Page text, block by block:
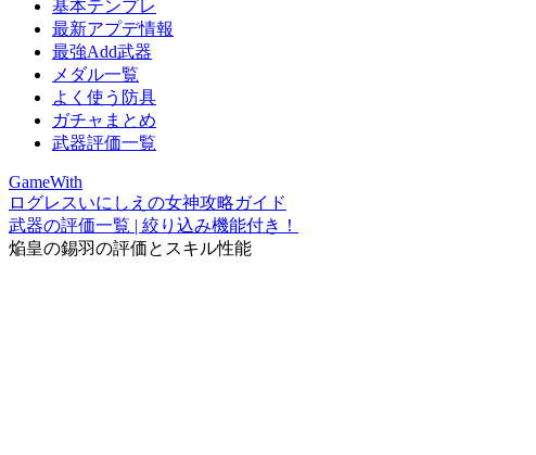
基本テンプレ
最新アプデ情報
最強Add武器
メダル一覧
よく使う防具
ガチャまとめ
武器評価一覧
GameWith
ログレスいにしえの女神攻略ガイド
武器の評価一覧 | 絞り込み機能付き！
焔皇の錫羽の評価とスキル性能